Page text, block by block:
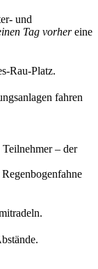
und
Tag vorhereine
Rau-Platz.
fahren
– der